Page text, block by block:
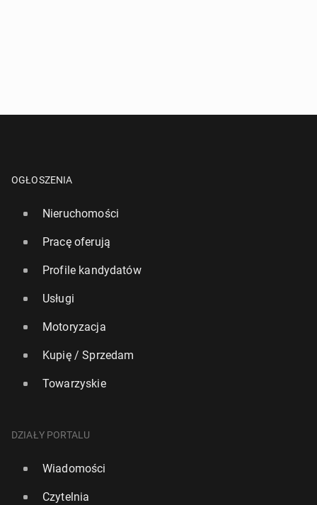
OGŁOSZENIA
Nieruchomości
Pracę oferują
Profile kandydatów
Usługi
Motoryzacja
Kupię / Sprzedam
Towarzyskie
DZIAŁY PORTALU
Wiadomości
Czytelnia